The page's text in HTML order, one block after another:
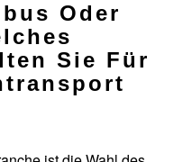
Oder
Sie Für